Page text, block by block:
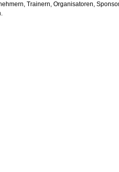
Trainern, Organisatoren,